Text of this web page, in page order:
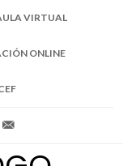
VIRTUAL
ONLINE